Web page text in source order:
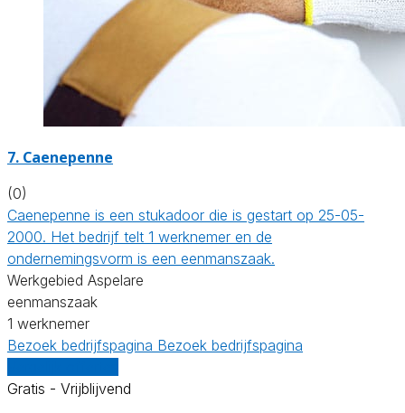
7. Caenepenne
(0)
Caenepenne is een stukadoor die is gestart op 25-05-
2000. Het bedrijf telt 1 werknemer en de
ondernemingsvorm is een eenmanszaak.
Werkgebied Aspelare
eenmanszaak
1 werknemer
Bezoek bedrijfspagina Bezoek bedrijfspagina
Gratis - Vrijblijvend